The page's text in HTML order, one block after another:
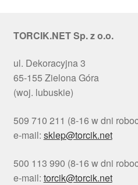
TORCIK.NET Sp. z o.o.
ul. Dekoracyjna 3
65-155 Zielona Góra
(woj. lubuskie)
509 710 211 (8-16 w dni
e-mail: sklep@torcik.net
500 113 990 (8-16 w dni
e-mail: torcik@torcik.net